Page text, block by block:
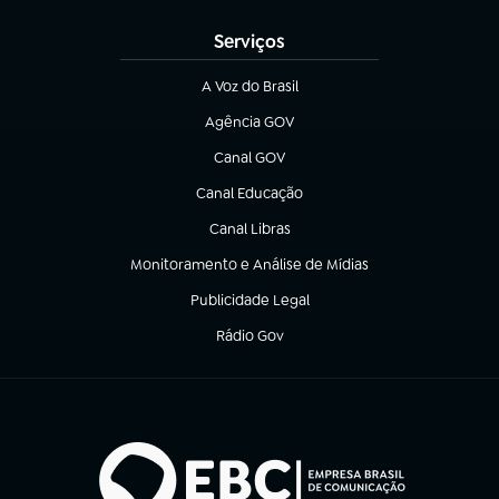
Serviços
A Voz do Brasil
(abre em nova aba)
Agência GOV
(abre em nova aba)
Canal GOV
(abre em nova aba)
Canal Educação
(abre em nova aba)
Canal Libras
(abre em nova aba)
Monitoramento e Análise de Mídias
(abre em nova aba)
Publicidade Legal
(abre em nova aba)
Rádio Gov
(abre em nova aba)